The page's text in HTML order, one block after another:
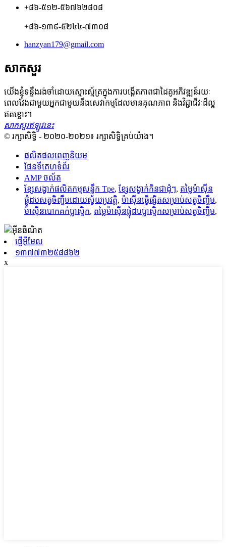
+៨៦-៥១២-៥៦៧៦២៨០៨
+៨៦-១៣៩-៥២៤៤-៧៣០៨
hanzyan179@gmail.com
សាកសួរ
យើងខ្ញុំទន្ទឹងរង់ចាំដោយស្មោះស្ម័គ្រក្នុងការបង្កើតភាពជាដៃគូអភិវឌ្ឍន៍រយៈ
ពេលវែងជាមួយអ្នកជាមួយនឹងសេវាកម្មដែលមានគុណភាព និងវិជ្ជាជីវៈដ៏ល្អ
ឥតខ្ចោះ។
សាកសួរឥឡូវនេះ
© រក្សាសិទ្ធិ - ២០២០-២០២១៖ រក្សាសិទ្ធិគ្រប់យ៉ាង។
ផលិតផលពេញនិយម
ផែនទីគេហទំព័រ
AMP ចល័ត
ខ្សែសង្វាក់ផលិតកម្មសន្លឹក Tpe, ខ្សែសង្វាក់​កិន​ជា​ដុំៗ, តម្លៃម៉ាស៊ីន
ផ្លុំដបសត្វចិញ្ចឹមដោយស្វ័យប្រវត្តិ, ម៉ាស៊ីន​ធ្វើ​ផ្សិត​សម្រាប់​សត្វ​ចិញ្ចឹម,
ម៉ាស៊ីនបោកគក់ប្លាស្ទិក, តម្លៃម៉ាស៊ីនផ្លុំដបប្លាស្ទិកសម្រាប់សត្វចិញ្ចឹម,
ផ្ញើអ៊ីមែល
១៣៧៧៣២៥៨៨៦២
x